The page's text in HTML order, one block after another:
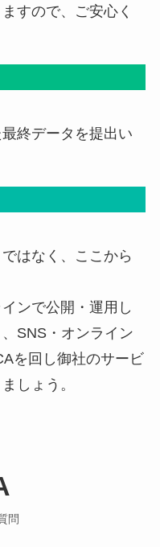
すので、ご安心く
終データを提出い
はなく、ここから
ンで公開・運用し
SNS・オンライン
を回し御社のサービ
しょう。
問